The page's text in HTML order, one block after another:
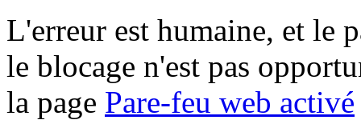
L'erreur est humaine, et le
le blocage n'est pas
la page Pare-feu web activé